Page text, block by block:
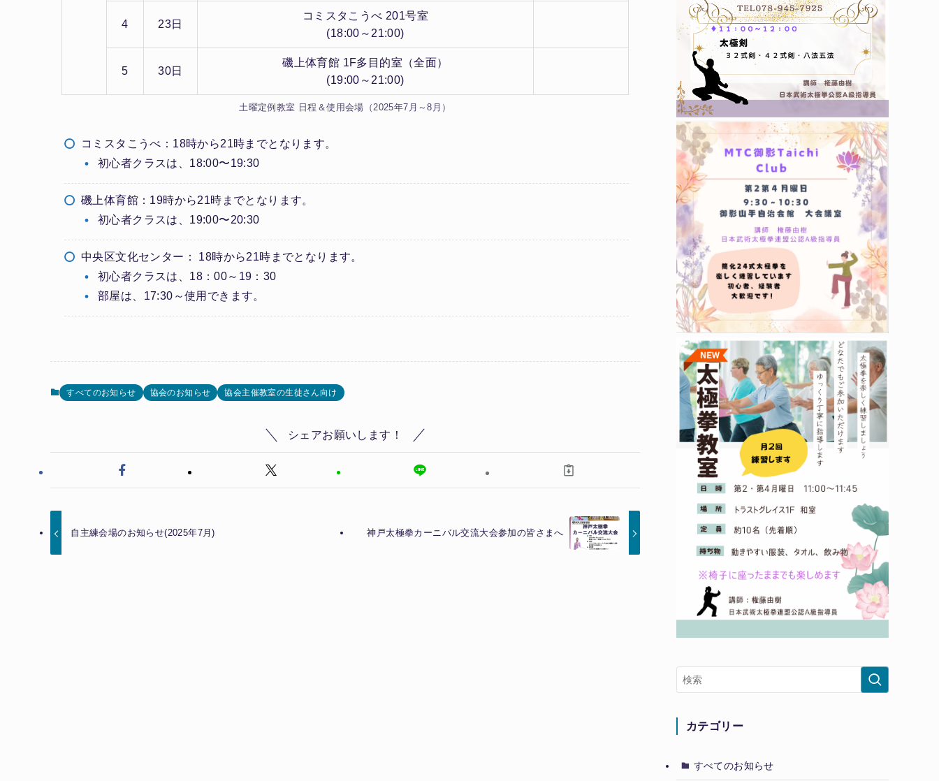
4 23日
コミスタこうべ 201号室
(18:00～21:00)
5 30日
磯上体育館 1F多目的室（全面）
(19:00～21:00)
土曜定例教室 日程＆使用会場（2025年7月～8月）
コミスタこうべ：18時から21時までとなります。
初心者クラスは、18:00〜19:30
磯上体育館：19時から21時までとなります。
初心者クラスは、19:00〜20:30
中央区文化センター： 18時から21時までとなります。
初心者クラスは、18：00～19：30
部屋は、17:30～使用できます。
すべてのお知らせ 協会のお知らせ 協会主催教室の生徒さん向け
シェアお願いします！
自主練会場のお知らせ(2025年7月) 神戸太極拳カーニバル交流大会参加の皆さまへ
カテゴリー
すべてのお知らせ